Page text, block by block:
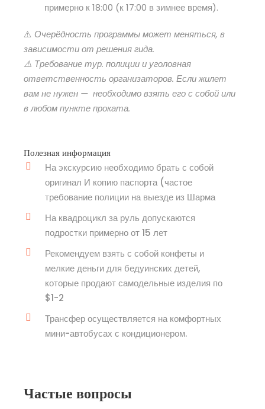
примерно к 18:00 (к 17:00 в зимнее время).
⚠️ Очерёдность программы может меняться, в
зависимости от решения гида.
⚠️ Требование тур. полиции и уголовная
ответственность организаторов. Если жилет
вам не нужен — необходимо взять его с собой или
в любом пункте проката.
Полезная информация
На экскурсию необходимо брать с собой
оригинал И копию паспорта (частое
требование полиции на выезде из Шарма
На квадроцикл за руль допускаются
подростки примерно от 15 лет
Рекомендуем взять с собой конфеты и
мелкие деньги для бедуинских детей,
которые продают самодельные изделия по
$1-2
Трансфер осуществляется на комфортных
мини-автобусах с кондиционером.
Частые вопросы